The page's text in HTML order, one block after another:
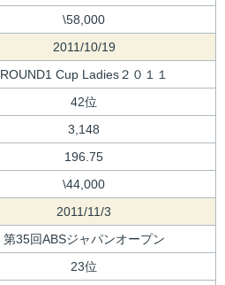
\58,000
2011/10/19
ROUND1 Cup Ladies２０１１
42位
3,148
196.75
\44,000
2011/11/3
第35回ABSジャパンオープン
23位